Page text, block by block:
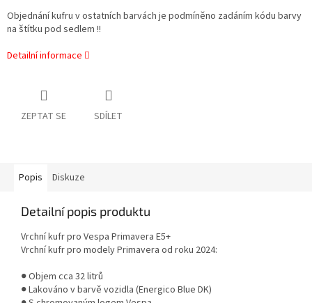
Objednání kufru v ostatních barvách je podmíněno zadáním kódu barvy
na štítku pod sedlem !!
Detailní informace
ZEPTAT SE SDÍLET
Popis Diskuze
Detailní popis produktu
Vrchní kufr pro Vespa Primavera E5+
Vrchní kufr pro modely Primavera od roku 2024:
● Objem cca 32 litrů
● Lakováno v barvě vozidla (Energico Blue DK)